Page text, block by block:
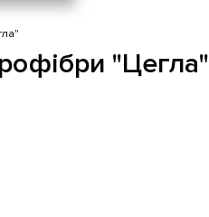
"Цегла"